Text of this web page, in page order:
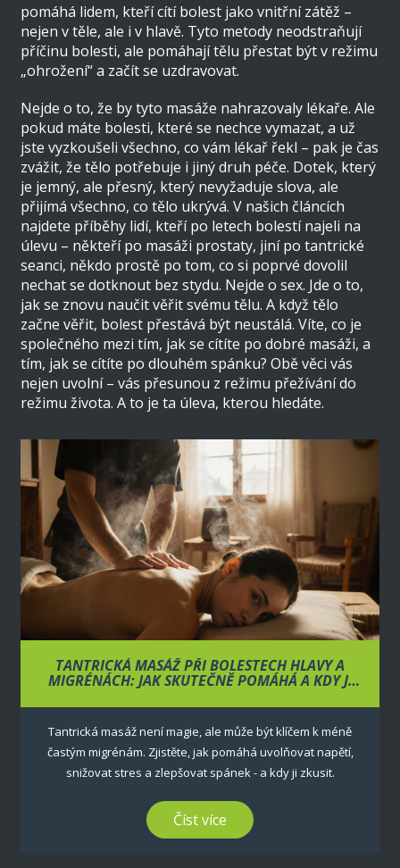
pomáhá lidem, kteří cítí bolest jako vnitřní zátěž –
nejen v těle, ale i v hlavě. Tyto metody neodstraňují
příčinu bolesti, ale pomáhají tělu přestat být v režimu
„ohrožení“ a začít se uzdravovat.
Nejde o to, že by tyto masáže nahrazovaly lékaře. Ale
pokud máte bolesti, které se nechce vymazat, a už
jste vyzkoušeli všechno, co vám lékař řekl – pak je čas
zvážit, že tělo potřebuje i jiný druh péče. Dotek, který
je jemný, ale přesný, který nevyžaduje slova, ale
přijímá všechno, co tělo ukrývá. V našich článcích
najdete příběhy lidí, kteří po letech bolestí najeli na
úlevu – někteří po masáži prostaty, jiní po tantrické
seanci, někdo prostě po tom, co si poprvé dovolil
nechat se dotknout bez stydu. Nejde o sex. Jde o to,
jak se znovu naučit věřit svému tělu. A když tělo
začne věřit, bolest přestává být neustálá. Víte, co je
společného mezi tím, jak se cítíte po dobré masáži, a
tím, jak se cítíte po dlouhém spánku? Obě věci vás
nejen uvolní – vás přesunou z režimu přežívání do
režimu života. A to je ta úleva, kterou hledáte.
TANTRICKÁ MASÁŽ PŘI BOLESTECH HLAVY A
MIGRÉNÁCH: JAK SKUTEČNĚ POMÁHÁ A KDY JI
Tantrická masáž není magie, ale může být klíčem k méně
častým migrénám. Zjistěte, jak pomáhá uvolňovat napětí,
snižovat stres a zlepšovat spánek - a kdy ji zkusit.
Číst více